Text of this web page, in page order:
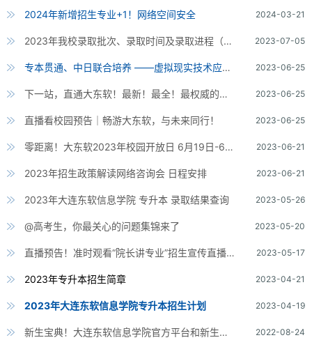
2024年新增招生专业+1！网络空间安全 2024-03-21
2023年我校录取批次、录取时间及录取进程（录取结束） 2023-07-05
专本贯通、中日联合培养 ——虚拟现实技术应用专业（中外合作办学） 2023-06-25
下一站，直通大东软！最新！最全！最权威的报考指南 2023-06-25
直播看校园预告｜畅游大东软，与未来同行！ 2023-06-25
零距离！大东软2023年校园开放日 6月19日-6月30日 2023-06-21
2023年招生政策解读网络咨询会 日程安排 2023-06-21
2023年大连东软信息学院 专升本 录取结果查询 2023-05-26
@高考生，你最关心的问题集锦来了 2023-05-20
直播预告！准时观看“院长讲专业”招生宣传直播系列活动 2023-05-17
2023年专升本招生简章 2023-04-21
2023年大连东软信息学院专升本招生计划 2023-04-19
新生宝典！大连东软信息学院官方平台和新生群！ 2022-08-24